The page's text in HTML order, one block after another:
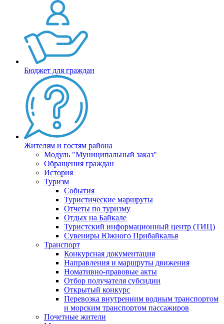
Бюджет для граждан
Жителям и гостям района
Модуль "Муниципальный заказ"
Обращения граждан
История
Туризм
События
Туристические маршруты
Отчеты по туризму
Отдых на Байкале
Туристский информационный центр (ТИЦ)
Сувениры Южного Прибайкалья
Транспорт
Конкурсная документация
Направления и маршруты движения
Номативно-правовые акты
Отбор получателя субсидии
Открытый конкурс
Перевозка внутренним водным транспортом
и морским транспортом пассажиров
Почетные жители